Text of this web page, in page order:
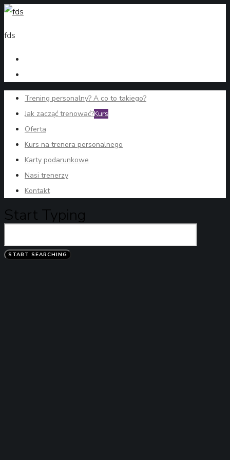
fds
Trening personalny? A co to takiego?
Jak zacząć trenować?Kurs
Oferta
Kurs na trenera personalnego
Karty podarunkowe
Nasi trenerzy
Kontakt
Start Typing